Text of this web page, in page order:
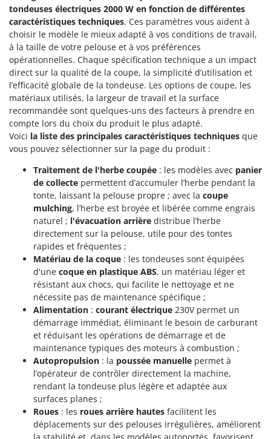
Rouleaux pour tracteur
S
Scies à os
Scies à Ruban
Scies alternatives à batterie
Scies de jardin télescopiques
Sécateurs électriques à batterie
Sécateurs et Échenilloirs manuels
Sécateurs pneumatiques
Semoirs et Épandeurs d'engrais
Socs pour tracteur
Souffleurs aspirateurs pour Feuilles
Soufreuses - Poudreuses à dos
Soufreuses - Poudreuses pour tracteur
Taille-haies
Taille-haies à bras pour tracteur
Tarières
Tondeuses à Gazon
Tondeuses autoportées
Tondeuses débroussailleuses thermiques
Trancheuses
Trancheuses de sol
Transpalettes
Il-Tec
Imperia
Infaco
Intec
Intex
Italyco
ITM
J
KAAZ
Karcher
Kasco
Kemper
Keter
KitchenAid
Komo
Laica
Lampacrescia - MGM
Landxcape
LAR Casalinghi
Lavor
Linea VZ
tondeuses électriques 2000 W en fonction de différentes
caractéristiques techniques. Ces paramètres vous aident à
choisir le modèle le mieux adapté à vos conditions de travail,
à la taille de votre pelouse et à vos préférences
opérationnelles. Chaque spécification technique a un impact
direct sur la qualité de la coupe, la simplicité d’utilisation et
l’efficacité globale de la tondeuse. Les options de coupe, les
matériaux utilisés, la largeur de travail et la surface
recommandée sont quelques-uns des facteurs à prendre en
compte lors du choix du produit le plus adapté.
Voici la liste des principales caractéristiques techniques que
vous pouvez sélectionner sur la page du produit :
Traitement de l'herbe coupée : les modèles avec panier
de collecte permettent d’accumuler l’herbe pendant la
tonte, laissant la pelouse propre ; avec la coupe
mulching, l’herbe est broyée et libérée comme engrais
naturel ; l'évacuation arrière distribue l’herbe
directement sur la pelouse, utile pour des tontes
rapides et fréquentes ;
Matériau de la coque : les tondeuses sont équipées
d'une coque en plastique ABS, un matériau léger et
résistant aux chocs, qui facilite le nettoyage et ne
nécessite pas de maintenance spécifique ;
Alimentation : courant électrique 230V permet un
démarrage immédiat, éliminant le besoin de carburant
et réduisant les opérations de démarrage et de
maintenance typiques des moteurs à combustion ;
Autopropulsion : la poussée manuelle permet à
l’opérateur de contrôler directement la machine,
rendant la tondeuse plus légère et adaptée aux
surfaces planes ;
Roues : les roues arrière hautes facilitent les
déplacements sur des pelouses irrégulières, améliorent